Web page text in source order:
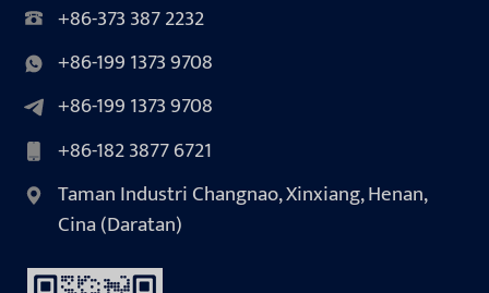
+86-373 387 2232
+86-199 1373 9708
+86-199 1373 9708
+86-182 3877 6721
Taman Industri Changnao, Xinxiang, Henan,
Cina (Daratan)